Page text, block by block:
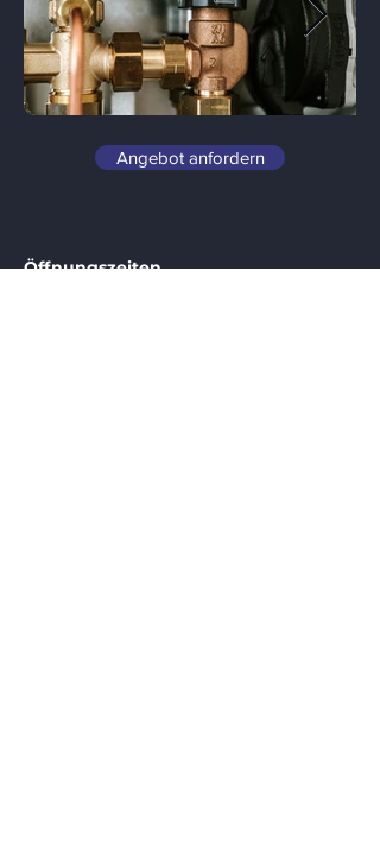
Angebot anfordern
Öffnungszeiten